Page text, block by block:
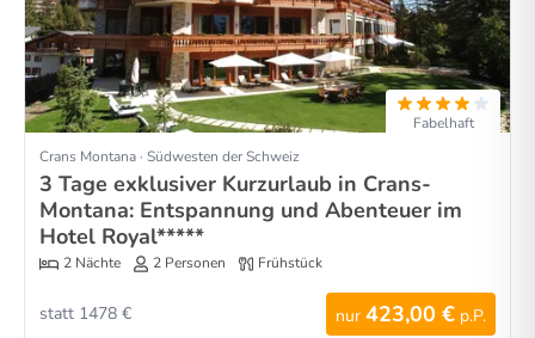
Fabelhaft
Crans Montana · Südwesten der Schweiz
3 Tage exklusiver Kurzurlaub in Crans-
Montana: Entspannung und Abenteuer im
Hotel Royal*****
2 Nächte 2 Personen Frühstück
nur 423,00 € p.P.
statt 1478 €